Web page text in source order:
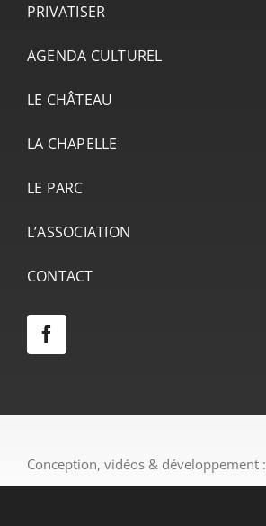
PRIVATISER
AGENDA CULTUREL
LE CHÂTEAU
LA CHAPELLE
LE PARC
L’ASSOCIATION
CONTACT
Conception, vidéos & développement :